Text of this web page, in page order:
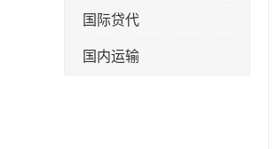
国际贷代
国内运输